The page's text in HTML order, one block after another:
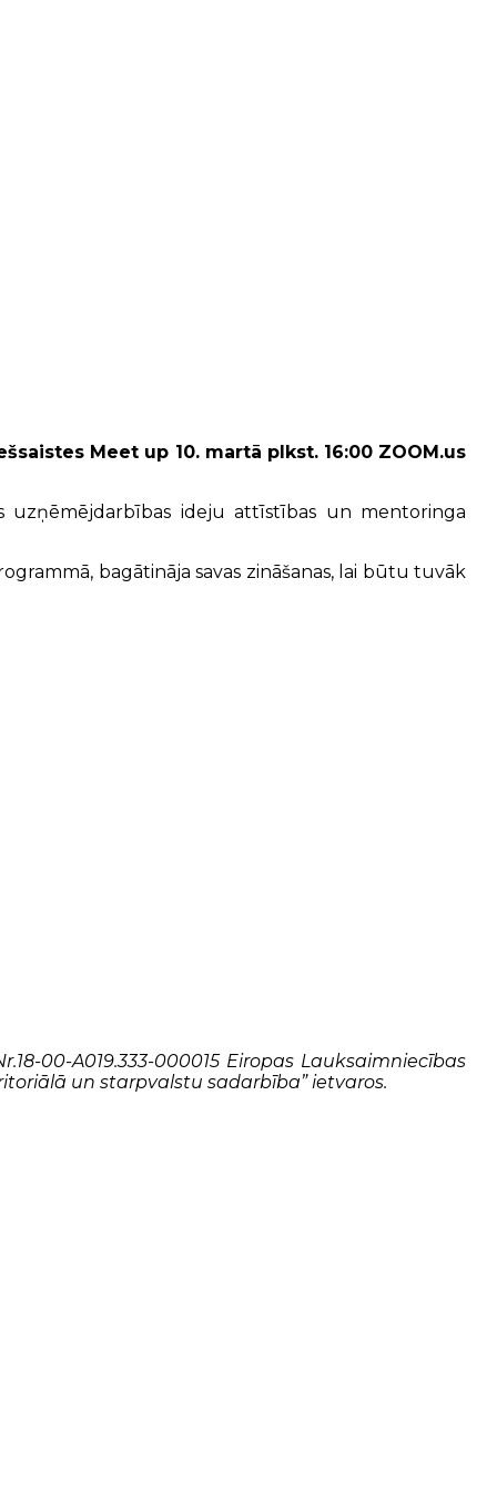
Meet up 10. martā plkst. 16:00 ZOOM.us
uzņēmējdarbības ideju attīstības un mentoringa
bagātināja savas zināšanas, lai būtu tuvāk
00-A019.333-000015 Eiropas Lauksaimniecības
un starpvalstu sadarbība” ietvaros.